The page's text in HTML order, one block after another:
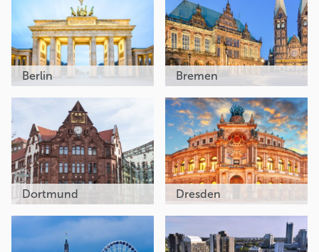
Berlin Bremen
Dortmund Dresden